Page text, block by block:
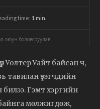
time: 1 min.
оюун боловсруулав.
Уолтер Уайт байсан ч,
тавилан үзэгчдийн
билээ. Гэмт хэргийн
байнга мөлжигдөж,